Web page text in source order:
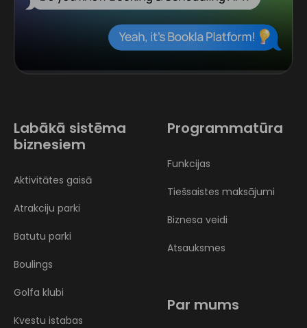
Labākā sistēma
biznesiem
Aktivitātes gaisā
Atrakciju parki
Batutu parki
Boulings
Golfa klubi
Kvestu istabas
Programmatūra
Funkcijas
Tiešsaistes maksājumi
Biznesa veidi
Atsauksmes
Par mums